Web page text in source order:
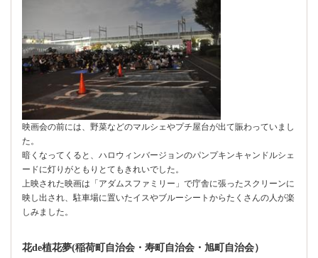
映画会の前には、野菜などのマルシェやプチ屋台が出て賑わっていまし
た。
暗くなってくると、ハロウィンバージョンのパンプキンキャンドルシェ
ードに灯りがともりとてもきれいでした。
上映された映画は「アダムスファミリー」で庁舎に張ったスクリーンに
映し出され、駐車場に置いたイスやブルーシートからたくさんの人が楽
しみました。
花de植花夢(稲荷町自治会・寿町自治会・旭町自治会）